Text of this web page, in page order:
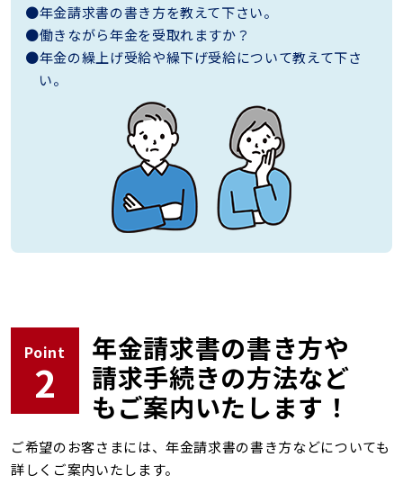
●年金請求書の書き方を教えて下さい。
●働きながら年金を受取れますか？
●年金の繰上げ受給や繰下げ受給について教えて下さ
い。
Point
2
年金請求書の書き方や
請求手続きの方法など
もご案内いたします！
ご希望のお客さまには、年金請求書の書き方などについても
詳しくご案内いたします。